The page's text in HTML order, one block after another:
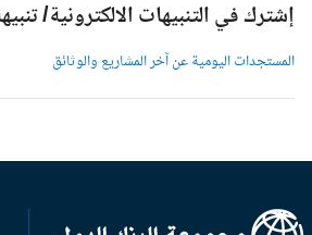
إشترك في التنبيهات الالكترونية/
المستجدات اليومية عن آخر المشاريع والوثائق